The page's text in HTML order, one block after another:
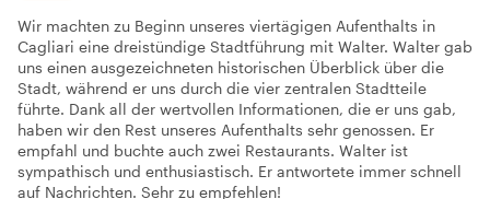
Wir machten zu Beginn unseres viertägigen Aufenthalts in
Cagliari eine dreistündige Stadtführung mit Walter. Walter gab
uns einen ausgezeichneten historischen Überblick über die
Stadt, während er uns durch die vier zentralen Stadtteile
führte. Dank all der wertvollen Informationen, die er uns gab,
haben wir den Rest unseres Aufenthalts sehr genossen. Er
empfahl und buchte auch zwei Restaurants. Walter ist
sympathisch und enthusiastisch. Er antwortete immer schnell
auf Nachrichten. Sehr zu empfehlen!